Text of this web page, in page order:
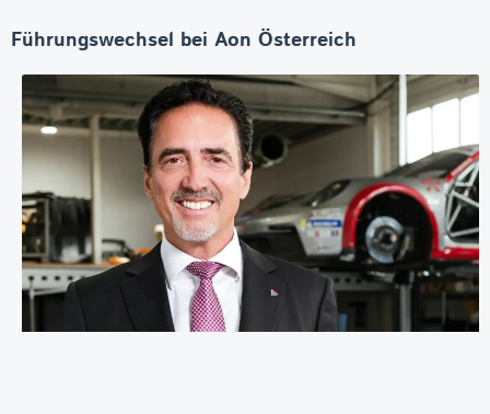
Führungswechsel bei Aon Österreich